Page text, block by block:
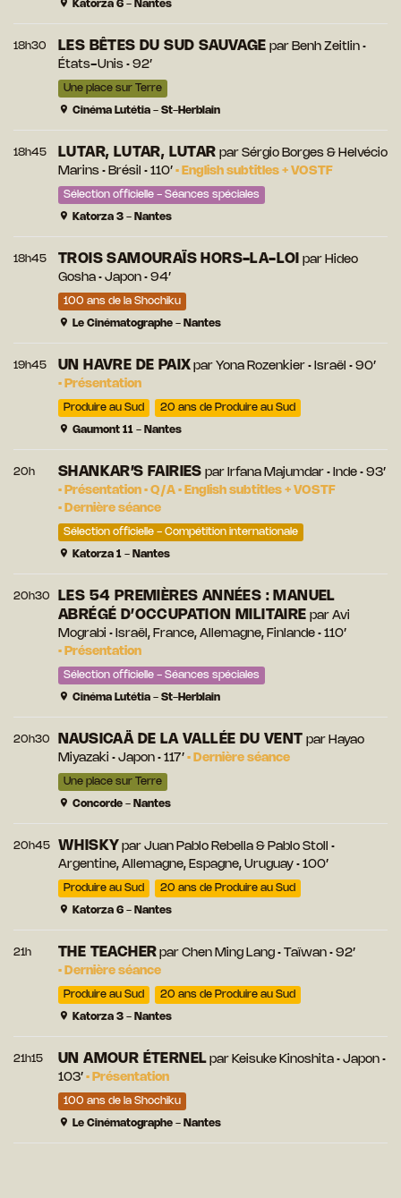
Katorza 6 - Nantes
18h30 LES BÊTES DU SUD SAUVAGE par Benh Zeitlin•
États-Unis • 92’
Une place sur Terre
Cinéma Lutétia - St-Herblain
18h45 LUTAR, LUTAR, LUTAR par Sérgio Borges& Helvécio
Marins • Brésil • 110’ • English subtitles + VOSTF
Sélection officielle - Séances spéciales
Katorza 3 - Nantes
18h45 TROIS SAMOURAÏS HORS-LA-LOI par Hideo
Gosha • Japon • 94’
100 ans de la Shochiku
Le Cinématographe - Nantes
19h45 UN HAVRE DE PAIX par Yona Rozenkier • Israël • 90’
• Présentation
Produire au Sud 20 ans de Produire au Sud
Gaumont 11 - Nantes
20h SHANKAR’S FAIRIES par Irfana Majumdar• Inde • 93’
• Présentation • Q/A • English subtitles + VOSTF
• Dernière séance
Sélection officielle - Compétition internationale
Katorza 1 - Nantes
20h30
LES 54 PREMIÈRES ANNÉES : MANUEL
ABRÉGÉ D’OCCUPATION MILITAIRE par Avi
Mograbi • Israël, France, Allemagne, Finlande • 110’
• Présentation
Sélection officielle - Séances spéciales
Cinéma Lutétia - St-Herblain
20h30 NAUSICAÄ DE LA VALLÉE DU VENT par Hayao
Miyazaki • Japon • 117’ • Dernière séance
Une place sur Terre
Concorde - Nantes
20h45 WHISKY parJuan Pablo Rebella & Pablo Stoll
•
Argentine, Allemagne, Espagne, Uruguay • 100’
Produire au Sud 20 ans de Produire au Sud
Katorza 6 - Nantes
21h THE TEACHER parChen Ming Lang • Taïwan • 92’
• Dernière séance
Produire au Sud 20 ans de Produire au Sud
Katorza 3 - Nantes
21h15 UN AMOUR ÉTERNEL par Keisuke Kinoshita • Japon •
103’ • Présentation
100 ans de la Shochiku
Le Cinématographe - Nantes